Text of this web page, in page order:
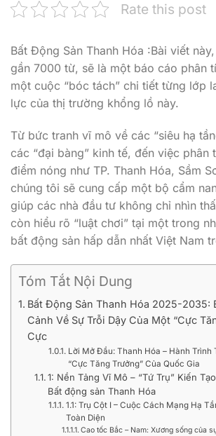
Rate this post
Bất Động Sản Thanh Hóa :Bài viết
gần 7000 từ, sẽ là một báo cáo phân
một cuộc “bóc tách” chi tiết từng lớp
lực của thị trường khổng lồ này.
Từ bức tranh vĩ mô về các “siêu hạ
các “đại bàng” kinh tế, đến việc phân
điểm nóng như TP. Thanh Hóa, Sầm
chúng tôi sẽ cung cấp một bộ cẩm
giúp các nhà đầu tư không chỉ nhìn
còn hiểu rõ “luật chơi” tại một trong
bất động sản hấp dẫn nhất Việt Nam
Tóm Tắt Nội Dung
Bất Động Sản Thanh Hóa 2025-2035:
Cảnh Về Sự Trỗi Dậy Của Một “Cực
Cực
Lời Mở Đầu: Thanh Hóa – Hành Trình
“Cực Tăng Trưởng” Của Quốc Gia
1: Nền Tảng Vĩ Mô – “Tứ Trụ” Kiến
Bất động sản Thanh Hóa
1.1: Trụ Cột I – Cuộc Cách Mạng Hạ
Toàn Diện
Cao tốc Bắc – Nam: Xương sống của